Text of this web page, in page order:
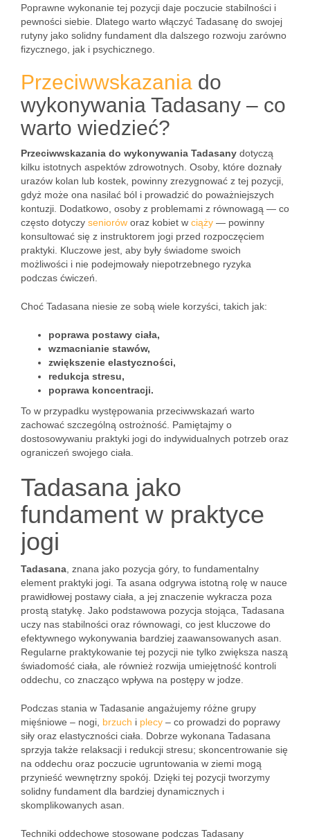
Poprawne wykonanie tej pozycji daje poczucie stabilności i
pewności siebie. Dlatego warto włączyć Tadasanę do swojej
rutyny jako solidny fundament dla dalszego rozwoju zarówno
fizycznego, jak i psychicznego.
Przeciwwskazania do
wykonywania Tadasany – co
warto wiedzieć?
Przeciwwskazania do wykonywania Tadasany dotyczą
kilku istotnych aspektów zdrowotnych. Osoby, które doznały
urazów kolan lub kostek, powinny zrezygnować z tej pozycji,
gdyż może ona nasilać ból i prowadzić do poważniejszych
kontuzji. Dodatkowo, osoby z problemami z równowagą — co
często dotyczy seniorów oraz kobiet w ciąży — powinny
konsultować się z instruktorem jogi przed rozpoczęciem
praktyki. Kluczowe jest, aby były świadome swoich
możliwości i nie podejmowały niepotrzebnego ryzyka
podczas ćwiczeń.
Choć Tadasana niesie ze sobą wiele korzyści, takich jak:
poprawa postawy ciała,
wzmacnianie stawów,
zwiększenie elastyczności,
redukcja stresu,
poprawa koncentracji.
To w przypadku występowania przeciwwskazań warto
zachować szczególną ostrożność. Pamiętajmy o
dostosowywaniu praktyki jogi do indywidualnych potrzeb oraz
ograniczeń swojego ciała.
Tadasana jako
fundament w praktyce
jogi
Tadasana , znana jako pozycja góry, to fundamentalny
element praktyki jogi. Ta asana odgrywa istotną rolę w nauce
prawidłowej postawy ciała, a jej znaczenie wykracza poza
prostą statykę. Jako podstawowa pozycja stojąca, Tadasana
uczy nas stabilności oraz równowagi, co jest kluczowe do
efektywnego wykonywania bardziej zaawansowanych asan.
Regularne praktykowanie tej pozycji nie tylko zwiększa naszą
świadomość ciała, ale również rozwija umiejętność kontroli
oddechu, co znacząco wpływa na postępy w jodze.
Podczas stania w Tadasanie angażujemy różne grupy
mięśniowe – nogi, brzuch i plecy – co prowadzi do poprawy
siły oraz elastyczności ciała. Dobrze wykonana Tadasana
sprzyja także relaksacji i redukcji stresu; skoncentrowanie się
na oddechu oraz poczucie ugruntowania w ziemi mogą
przynieść wewnętrzny spokój. Dzięki tej pozycji tworzymy
solidny fundament dla bardziej dynamicznych i
skomplikowanych asan.
Techniki oddechowe stosowane podczas Tadasany